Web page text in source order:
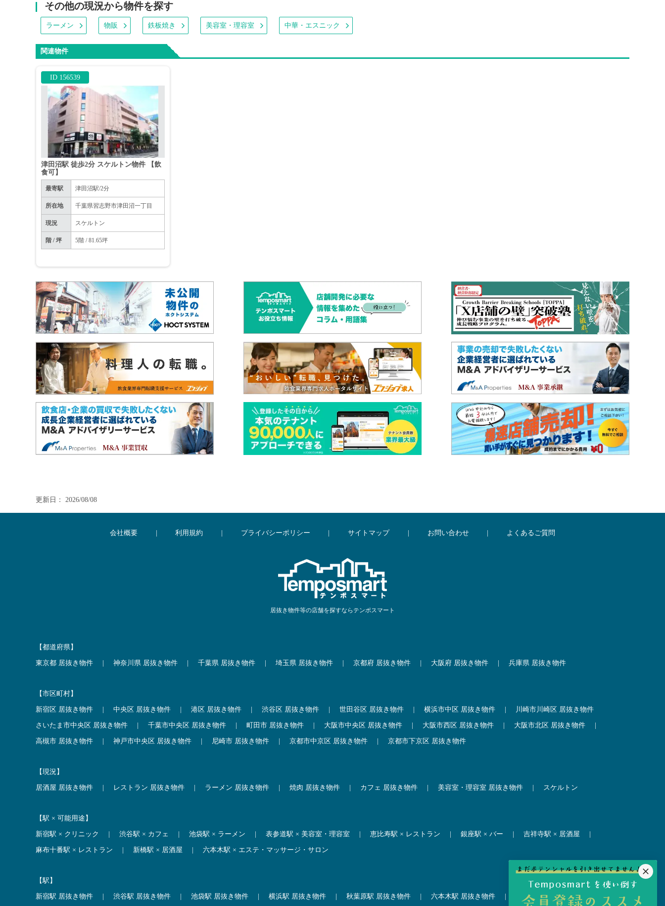
その他の現況から物件を探す
ラーメン 物販 鉄板焼き 美容室・理容室 中華・エスニック
関連物件
ID 156539
津田沼駅 徒歩2分 スケルトン物件 【飲
食可】
最寄駅 津田沼駅/2分
所在地 千葉県習志野市津田沼一丁目
現況 スケルトン
階 / 坪 5階 / 81.65坪
更新日： 2026/08/08
会社概要 利用規約 プライバシーポリシー サイトマップ お問い合わせ よくあるご質問
居抜き物件等の店舗を探すならテンポスマート
【都道府県】
東京都 居抜き物件 神奈川県 居抜き物件 千葉県 居抜き物件 埼玉県 居抜き物件 京都府 居抜き物件 大阪府 居抜き物件 兵庫県 居抜き物件
【市区町村】
新宿区 居抜き物件 中央区 居抜き物件 港区 居抜き物件 渋谷区 居抜き物件 世田谷区 居抜き物件 横浜市中区 居抜き物件 川崎市川崎区 居抜き物件
さいたま市中央区 居抜き物件 千葉市中央区 居抜き物件 町田市 居抜き物件 大阪市中央区 居抜き物件 大阪市西区 居抜き物件 大阪市北区 居抜き物件
高槻市 居抜き物件 神戸市中央区 居抜き物件 尼崎市 居抜き物件 京都市中京区 居抜き物件 京都市下京区 居抜き物件
【現況】
居酒屋 居抜き物件 レストラン 居抜き物件 ラーメン 居抜き物件 焼肉 居抜き物件 カフェ 居抜き物件 美容室・理容室 居抜き物件 スケルトン
【駅 × 可能用途】
新宿駅 × クリニック 渋谷駅 × カフェ 池袋駅 × ラーメン 表参道駅 × 美容室・理容室 恵比寿駅 × レストラン 銀座駅 × バー 吉祥寺駅 × 居酒屋
麻布十番駅 × レストラン 新橋駅 × 居酒屋 六本木駅 × エステ・マッサージ・サロン
【駅】
新宿駅 居抜き物件 渋谷駅 居抜き物件 池袋駅 居抜き物件 横浜駅 居抜き物件 秋葉原駅 居抜き物件 六本木駅 居抜き物件 赤坂見附駅 居抜き物件